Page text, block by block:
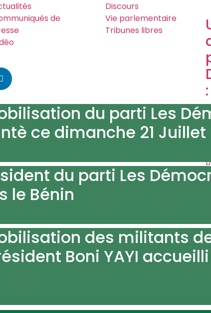
de
Discours
Vie parlementaire
Tribunes libres
un don
au Parti
du parti Les
ce dimanche 21 Juillet
du parti Les
le Bénin
des militants
Boni YAYI